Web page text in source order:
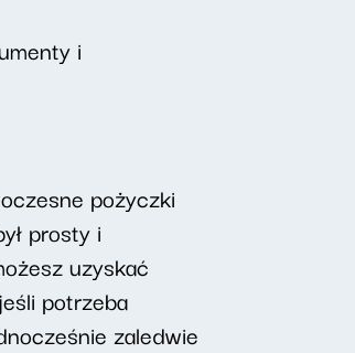
i
pożyczki
prosty i
uzyskać
potrzeba
zaledwie